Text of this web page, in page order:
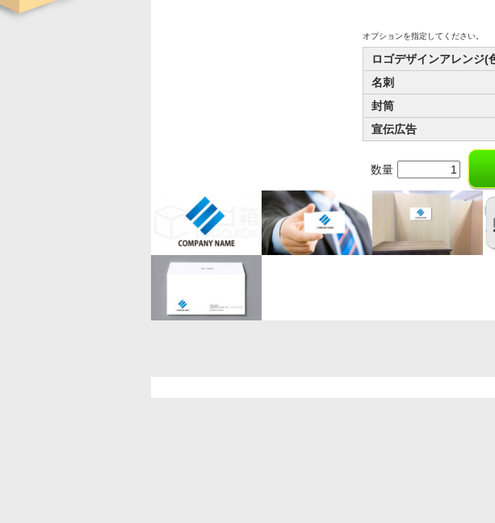
オプションを指定してください。
ロゴデザインアレンジ(
名刺
封筒
宣伝広告
数量